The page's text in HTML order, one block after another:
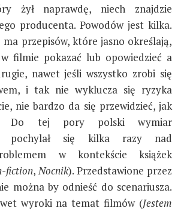
żył naprawdę, niech znajdzie
producenta. Powodów jest kilka.
ma przepisów, które jasno określają,
filmie pokazać lub opowiedzieć a
nawet jeśli wszystko zrobi się
i tak nie wyklucza się ryzyka
nie bardzo da się przewidzieć, jak
Do tej pory polski wymiar
pochylał się kilka razy nad
w kontekście książek
fiction,Nocnik). Przedstawione przez
można by odnieść do scenariusza.
wyroki na temat filmów (Jestem